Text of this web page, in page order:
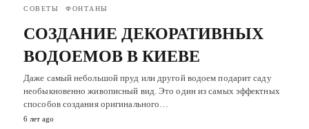
СОВЕТЫ ФОНТАНЫ
СОЗДАНИЕ ДЕКОРАТИВНЫХ
ВОДОЕМОВ В КИЕВЕ
Даже самый небольшой пруд или другой водоем подарит саду
необыкновенно живописный вид. Это один из самых эффектных
способов создания оригинального…
6 лет ago